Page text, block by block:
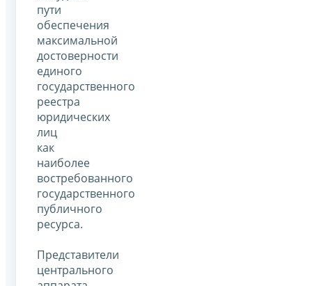
пути
обеспечения
максимальной
достоверности
единого
государственного
реестра
юридических
лиц
как
наиболее
востребованного
государственного
публичного
ресурса.
Представители
центрального